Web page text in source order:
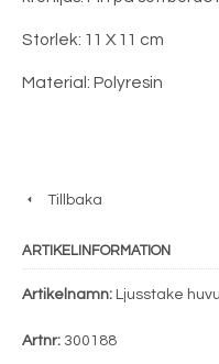
Storlek: 11 X 11 cm
Material: Polyresin
Tillbaka
ARTIKELINFORMATION
Artikelnamn: Ljusstake
Artnr: 300188